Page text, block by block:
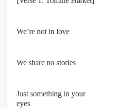
We’re not in love
We share no stories
Just something in your
eyes